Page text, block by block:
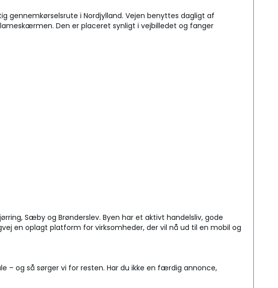
gennemkørselsrute i Nordjylland. Vejen benyttes dagligt af
Den er placeret synligt i vejbilledet og fanger
Sæby og Brønderslev. Byen har et aktivt handelsliv, gode
en oplagt platform for virksomheder, der vil nå ud til en mobil og
– og så sørger vi for resten. Har du ikke en færdig annonce,